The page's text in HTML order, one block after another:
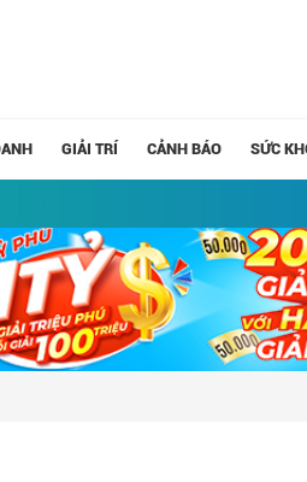
GIẢI TRÍ CẢNH BÁO SỨC